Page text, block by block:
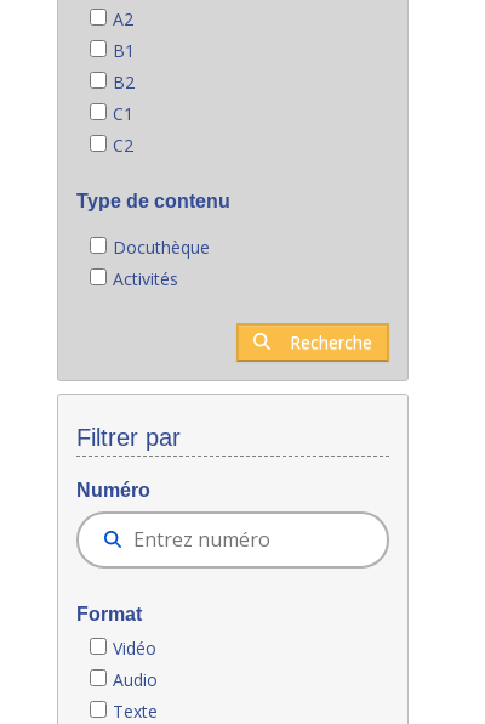
A2
B1
B2
C1
C2
Type de contenu
Docuthèque
Activités
Recherche
Filtrer par
Numéro
Format
Vidéo
Audio
Texte